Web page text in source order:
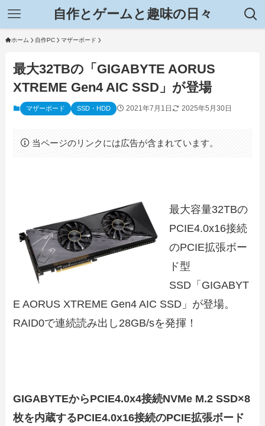
自作とゲームと趣味の日々
ホーム 自作PC マザーボード
最大32TBの「GIGABYTE AORUS
XTREME Gen4 AIC SSD」が登場
マザーボード SSD・HDD 2021年7月1日 2025年5月30日
当ページのリンクには広告が含まれています。
最大容量32TBの
PCIE4.0x16接続
のPCIE拡張ボー
ド型
SSD「GIGABYT
E AORUS XTREME Gen4 AIC SSD」が登場。
RAID0で連続読み出し28GB/sを発揮！
GIGABYTEからPCIE4.0x4接続NVMe M.2 SSD×8
枚を内蔵するPCIE4.0x16接続のPCIE拡張ボード